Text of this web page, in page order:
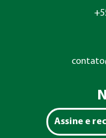
Assine e